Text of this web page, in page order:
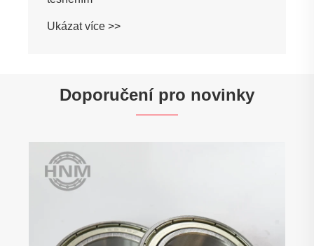
Ukázat více >>
Doporučení pro novinky